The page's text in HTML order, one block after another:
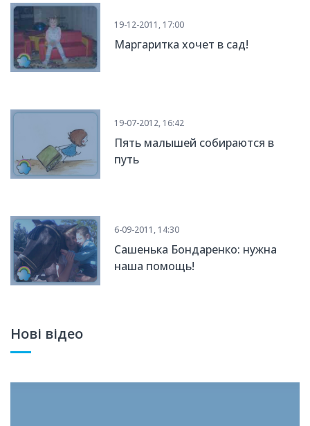
19-12-2011, 17:00
Маргаритка хочет в сад!
19-07-2012, 16:42
Пять малышей собираются в
путь
6-09-2011, 14:30
Сашенька Бондаренко: нужна
наша помощь!
Нові відео